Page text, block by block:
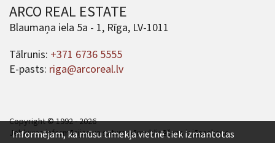
ARCO REAL ESTATE
Blaumaņa iela 5a - 1, Rīga, LV-1011
Tālrunis: +371 6736 5555
E-pasts: riga@arcoreal.lv
Copyright © 1992 - 2026
Jebkuras informācijas un satura pārpublicēšana ir jāsaskaņo.
Informējam, ka mūsu tīmekļa vietnē tiek izmantotas